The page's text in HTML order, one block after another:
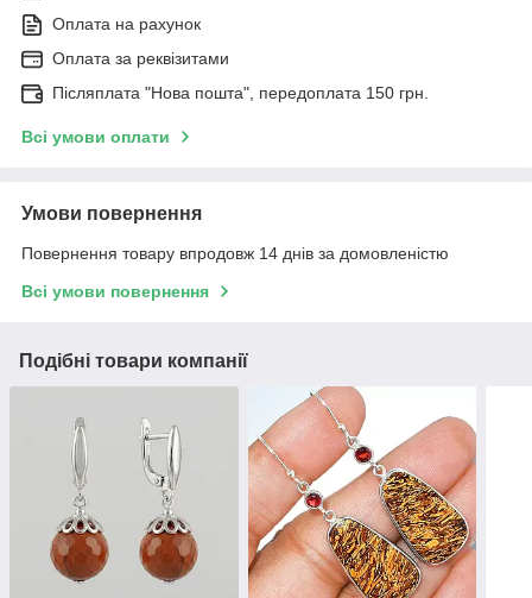
Оплата на рахунок
Оплата за реквізитами
Післяплата "Нова пошта", передоплата 150 грн.
Всі умови оплати
Умови повернення
Повернення товару впродовж 14 днів за домовленістю
Всі умови повернення
Подібні товари компанії